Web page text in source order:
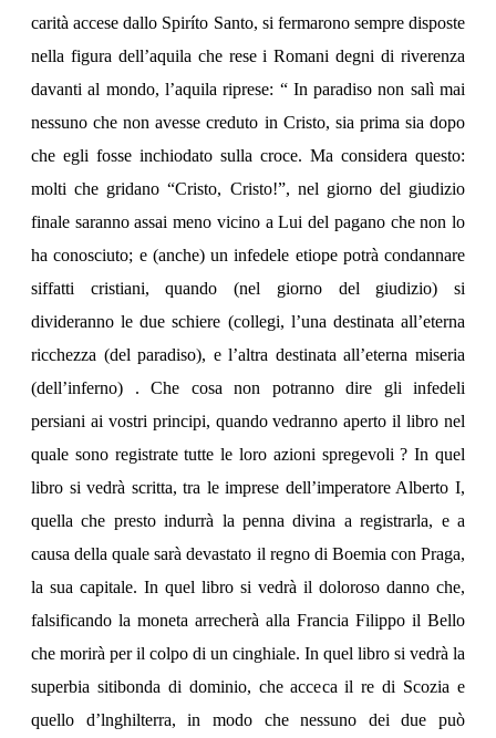
carità accese dallo Spiríto Santo, si fermarono sempre disposte
nella figura dell’aquila che rese i Romani degni di riverenza
davanti al mondo, l’aquila riprese: “ In paradiso non salì mai
nessuno che non avesse creduto in Cristo, sia prima sia dopo
che egli fosse inchiodato sulla croce. Ma considera questo:
molti che gridano “Cristo, Cristo!”, nel giorno del giudizio
finale saranno assai meno vicino a Lui del pagano che non lo
ha conosciuto; e (anche) un infedele etiope potrà condannare
siffatti cristiani, quando (nel giorno del giudizio) si
divideranno le due schiere (collegi, l’una destinata all’eterna
ricchezza (del paradiso), e l’altra destinata all’eterna miseria
(dell’inferno) . Che cosa non potranno dire gli infedeli
persiani ai vostri principi, quando vedranno aperto il libro nel
quale sono registrate tutte le loro azioni spregevoli ? In quel
libro si vedrà scritta, tra le imprese dell’imperatore Alberto I,
quella che presto indurrà la penna divina a registrarla, e a
causa della quale sarà devastato il regno di Boemia con Praga,
la sua capitale. In quel libro si vedrà il doloroso danno che,
falsificando la moneta arrecherà alla Francia Filippo il Bello
che morirà per il colpo di un cinghiale. In quel libro si vedrà la
superbia sitibonda di dominio, che acceca il re di Scozia e
quello d’lnghilterra, in modo che nessuno dei due può